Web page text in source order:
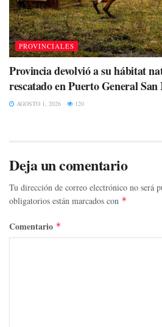
PROVINCIALES
Provincia devolvió a su hábitat
rescatado en Puerto General
AGOSTO 1, 2026 120
Deja un comentario
Tu dirección de correo electrónico no será
obligatorios están marcados con *
Comentario *